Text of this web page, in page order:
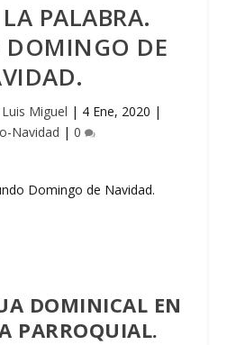
LA PALABRA.
DOMINGO DE
Luis Miguel | 4 Ene, 2020 |
Navidad | 0
DOMINICAL EN
PARROQUIAL.